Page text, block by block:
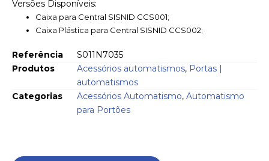
Versões Disponíveis:
Caixa para Central SISNID CCS001;
Caixa Plástica para Central SISNID CCS002;
Referência
S011N7035
Produtos
Acessórios automatismos, Portas |
automatismos
Categorias
Acessórios Automatismo, Automatismo
para Portões